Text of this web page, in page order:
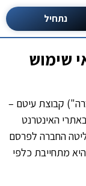
נתחיל
שימוש
קבוצת עיטם –
האינטרנט
החברה לפרסם
מתחייבת כלפי